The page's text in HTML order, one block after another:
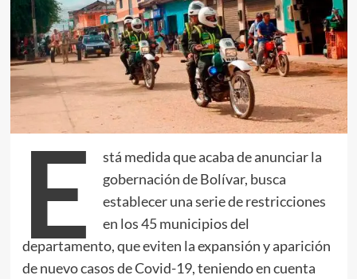
E
stá medida que acaba de anunciar la
gobernación de Bolívar, busca
establecer una serie de restricciones
en los 45 municipios del
departamento, que eviten la expansión y aparición
de nuevo casos de Covid-19, teniendo en cuenta